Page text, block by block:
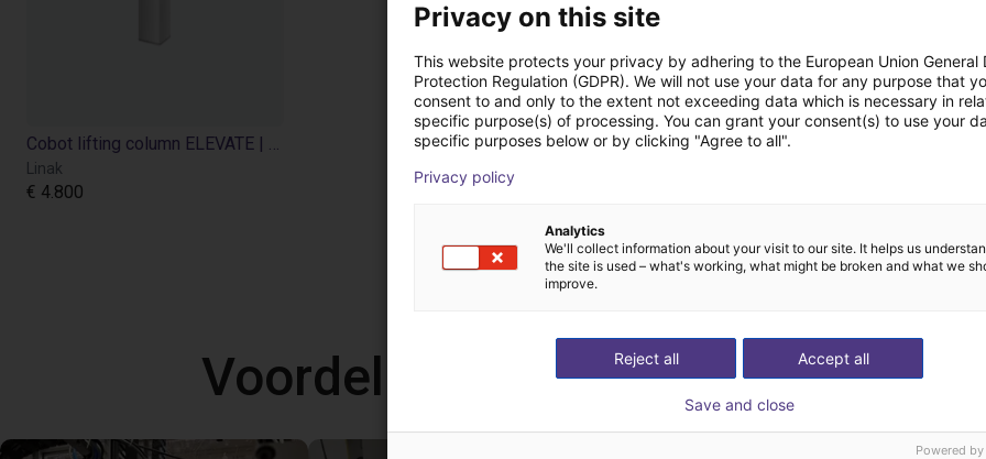
Linak
€ 4.800
Voordelige oplossingen
Privacy on this site
This website protects your privacy by adhering to the European Union General
Protection Regulation (GDPR). We will not use your data for any purpose that
consent to and only to the extent not exceeding data which is necessary in
specific purpose(s) of processing. You can grant your consent(s) to use your
specific purposes below or by clicking "Agree to all".
Privacy policy
Analytics
We'll collect information about your visit to our site. It helps us
the site is used – what's working, what might be broken and what we
improve.
Accept all
Reject all
Save and close
Powered by